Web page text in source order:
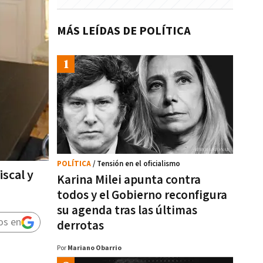
y
en
MÁS LEÍDAS DE POLÍTICA
Karina Milei apunta contra
todos y el Gobierno reconfigura
su agenda tras las últimas
derrotas
POLÍTICA/ Tensión en el oficialismo
Por Mariano Obarrio